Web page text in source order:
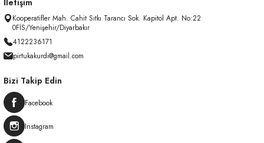
İletişim
Kooperatifler Mah. Cahit Sıtkı Tarancı Sok. Kapitol Apt. No:22
0FİS/Yenişehir/Diyarbakır
4122236171
pirtukakurdi@gmail.com
Bizi Takip Edin
Facebook
Instagram